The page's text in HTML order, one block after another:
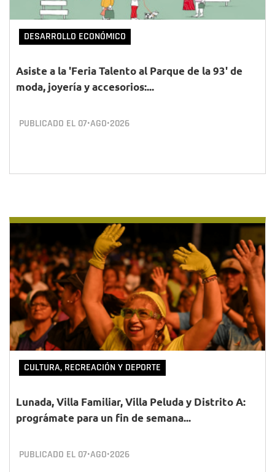
DESARROLLO ECONÓMICO
Asiste a la 'Feria Talento al Parque de la 93' de
moda, joyería y accesorios:...
PUBLICADO EL 07•AGO•2026
CULTURA, RECREACIÓN Y DEPORTE
Lunada, Villa Familiar, Villa Peluda y Distrito A:
prográmate para un fin de semana...
PUBLICADO EL 07•AGO•2026